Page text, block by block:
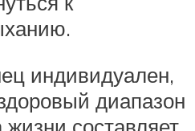
индивидуален,
диапазон